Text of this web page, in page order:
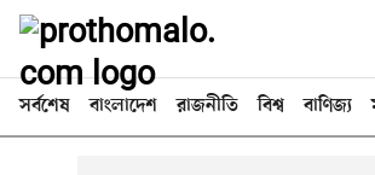
সর্বশেষ বাংলাদেশ রাজনীতি বিশ্ব বাণিজ্য